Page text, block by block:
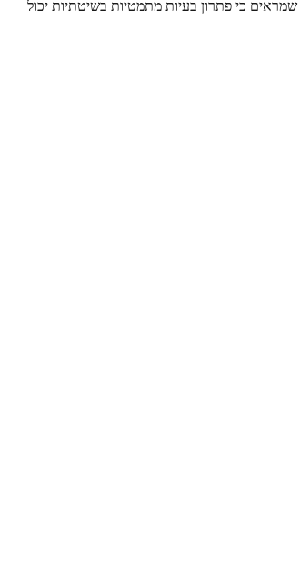
שמראים כי פתרון בעיות מתמטיות בשיטתיות יכול